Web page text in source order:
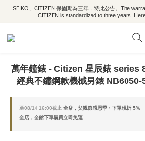
SEIKO、CITIZEN 保固期為三年，特此公告。The
CITIZEN is standardized to three years.
萬年鐘錶 - Citizen 星辰錶 series
經典不鏽鋼款機械男錶 NB6050-
至08/14 16:00截止 全店，父親節感恩季・下單現折 5%
全店，全館下單購買立即免運